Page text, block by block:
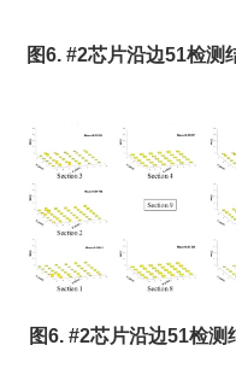
图6. #2芯片沿边51检测
图6. #2芯片沿边51检